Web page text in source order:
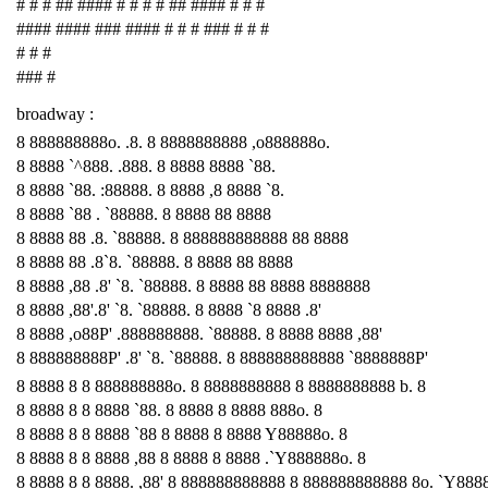
# # # ## #### # # # # ## #### # # #
#### #### ### #### # # # ### # # #
# # #
### #
broadway :
8 888888888o. .8. 8 8888888888 ,o888888o.
8 8888 `^888. .888. 8 8888 8888 `88.
8 8888 `88. :88888. 8 8888 ,8 8888 `8.
8 8888 `88 . `88888. 8 8888 88 8888
8 8888 88 .8. `88888. 8 888888888888 88 8888
8 8888 88 .8`8. `88888. 8 8888 88 8888
8 8888 ,88 .8' `8. `88888. 8 8888 88 8888 8888888
8 8888 ,88'.8' `8. `88888. 8 8888 `8 8888 .8'
8 8888 ,o88P' .888888888. `88888. 8 8888 8888 ,88'
8 888888888P' .8' `8. `88888. 8 888888888888 `8888888P'
8 8888 8 8 888888888o. 8 8888888888 8 8888888888 b. 8
8 8888 8 8 8888 `88. 8 8888 8 8888 888o. 8
8 8888 8 8 8888 `88 8 8888 8 8888 Y88888o. 8
8 8888 8 8 8888 ,88 8 8888 8 8888 .`Y888888o. 8
8 8888 8 8 8888. ,88' 8 888888888888 8 888888888888 8o.